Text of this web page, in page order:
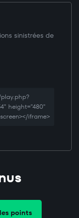
sinistrées de
height="480"
iframe>
points